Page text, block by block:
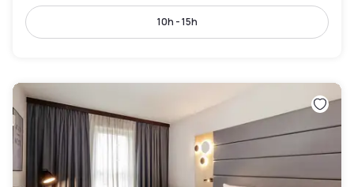
10h - 15h